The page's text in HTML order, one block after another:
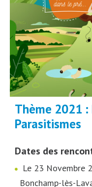
Thème 2021
Parasitismes
Dates des
Le 23 Novembre
Bonchamp-lès-